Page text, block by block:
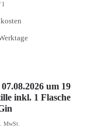
l
um 19
inkl. 1 Flasche
MwSt.